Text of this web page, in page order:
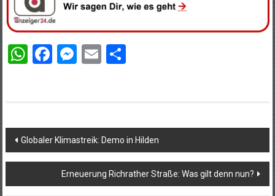
WhatsApp
Facebook
Messenger
EmailTeilen
Beitragsnavigation
Globaler Klimastreik: Demo in Hilden
Erneuerung Richrather Straße: Was gilt denn nun?